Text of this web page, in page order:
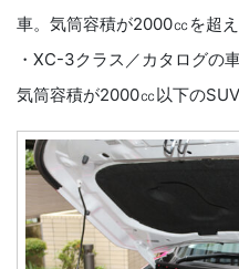
車。気筒容積が2000㏄を超
・XC-3クラス／カタログの
気筒容積が2000㏄以下のSUV